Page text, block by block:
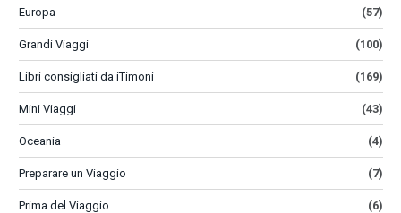
Europa (57)
Grandi Viaggi (100)
Libri consigliati da iTimoni (169)
Mini Viaggi (43)
Oceania (4)
Preparare un Viaggio (7)
Prima del Viaggio (6)